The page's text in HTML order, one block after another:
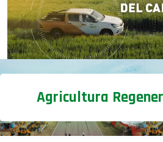
Agricultura